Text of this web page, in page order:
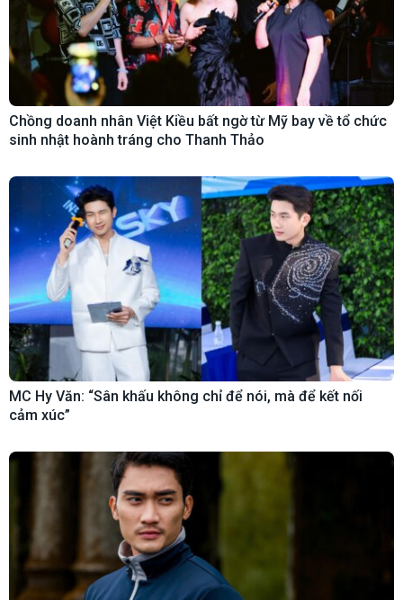
Chồng doanh nhân Việt Kiều bất ngờ từ Mỹ bay về tổ chức
sinh nhật hoành tráng cho Thanh Thảo
MC Hy Văn: “Sân khấu không chỉ để nói, mà để kết nối
cảm xúc”